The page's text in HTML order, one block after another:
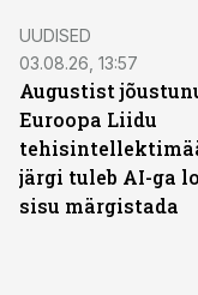
UUDISED
03.08.26, 13:57
Augustist
Euroopa Liidu
järgi tuleb AI-ga
sisu märgistada